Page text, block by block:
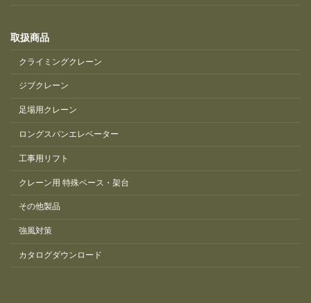
取扱商品
クライミングクレーン
ジブクレーン
足場用クレーン
ロングスパンエレベーター
工事用リフト
クレーン用 特殊ベース・架台
その他製品
強風対策
カタログダウンロード